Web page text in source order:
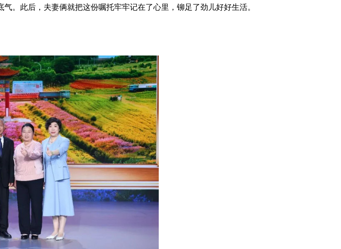
。此后，夫妻俩就把这份嘱托牢牢记在了心里，铆足了劲儿好好生活。